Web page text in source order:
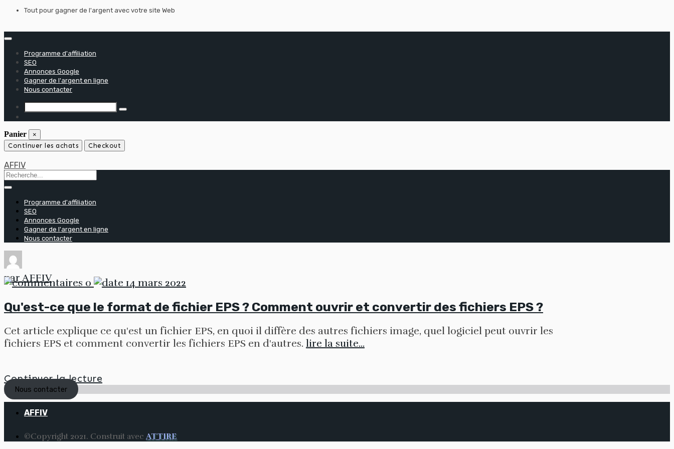
Skip
Tout pour gagner de l'argent avec votre site Web
Programme d'affiliation
SEO
Annonces Google
Gagner de l'argent en ligne
Nous contacter
Panier ×
Continuer les achats Checkout
AFFIV
Programme d'affiliation
SEO
Annonces Google
Gagner de l'argent en ligne
Nous contacter
parAFFIV 0 14 mars 2022
Qu'est-ce que le format de fichier EPS ? Comment ouvrir et convertir des fichiers EPS ?
Cet article explique ce qu'est un fichier EPS, en quoi il diffère des autres fichiers image, quel logiciel peut ouvrir les
fichiers EPS et comment convertir les fichiers EPS en d'autres. lire la suite...
Continuer la lecture
Nous contacter
AFFIV
©Copyright 2021. Construit avec ATTIRE